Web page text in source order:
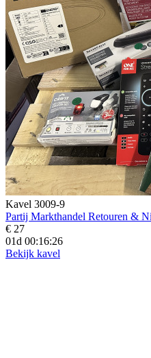
Kavel 3009-9
Partij Markthandel Retouren &
€ 27
01d 00:16:25
Bekijk kavel